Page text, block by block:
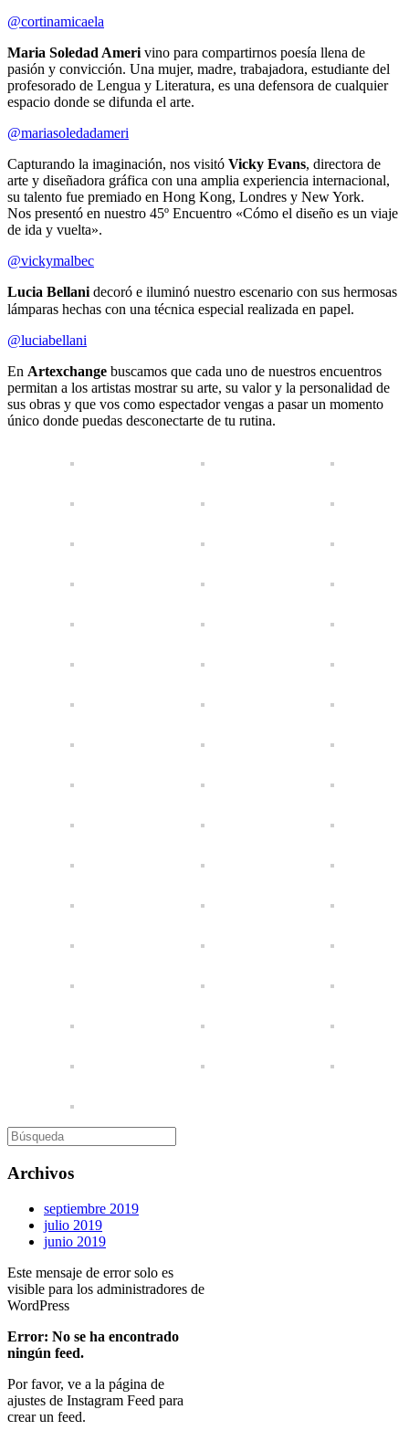
@cortinamicaela
Maria Soledad Ameri vino para compartirnos poesía llena de
pasión y convicción. Una mujer, madre, trabajadora, estudiante del
profesorado de Lengua y Literatura, es una defensora de cualquier
espacio donde se difunda el arte.
@mariasoledadameri
Capturando la imaginación, nos visitó Vicky Evans, directora de
arte y diseñadora gráfica con una amplia experiencia internacional,
su talento fue premiado en Hong Kong, Londres y New York.
Nos presentó en nuestro 45º Encuentro «Cómo el diseño es un viaje
de ida y vuelta».
@vickymalbec
Lucia Bellani decoró e iluminó nuestro escenario con sus hermosas
lámparas hechas con una técnica especial realizada en papel. ⠀
@luciabellani
En Artexchange buscamos que cada uno de nuestros encuentros
permitan a los artistas mostrar su arte, su valor y la personalidad de
sus obras y que vos como espectador vengas a pasar un momento
único donde puedas desconectarte de tu rutina.
Buscar:
Archivos
septiembre 2019
julio 2019
junio 2019
Este mensaje de error solo es
visible para los administradores de
WordPress
Error: No se ha encontrado
ningún feed.
Por favor, ve a la página de
ajustes de Instagram Feed para
crear un feed.